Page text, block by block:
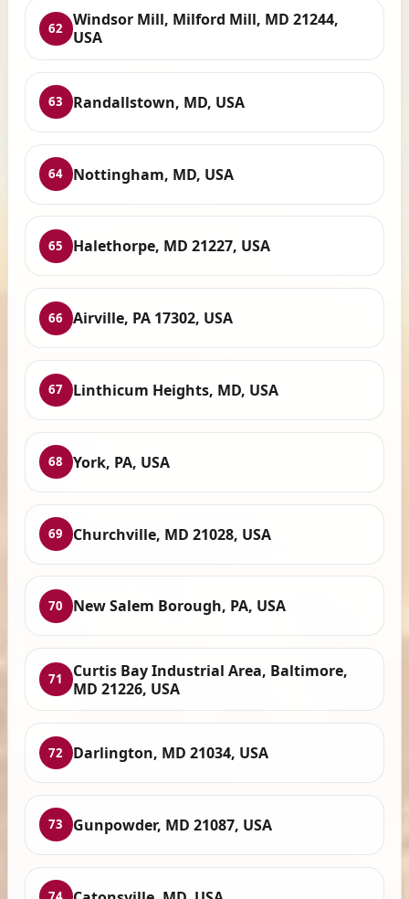
62
Windsor Mill, Milford Mill, MD 21244,
USA
63 Randallstown, MD, USA
64 Nottingham, MD, USA
65 Halethorpe, MD 21227, USA
66 Airville, PA 17302, USA
67 Linthicum Heights, MD, USA
68 York, PA, USA
69 Churchville, MD 21028, USA
70 New Salem Borough, PA, USA
71
Curtis Bay Industrial Area, Baltimore,
MD 21226, USA
72 Darlington, MD 21034, USA
73 Gunpowder, MD 21087, USA